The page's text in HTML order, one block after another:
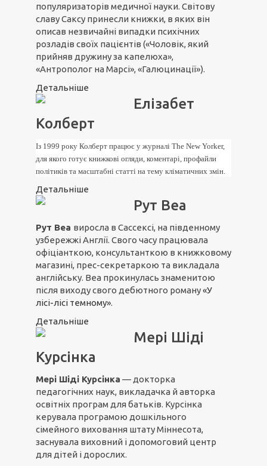
популяризаторів медичної науки. Світову
славу Саксу принесли книжки, в яких він
описав незвичайні випадки психічних
розладів своїх пацієнтів («Чоловік, який
прийняв дружину за капелюха»,
«Антрополог на Марсі», «Галюцинації»).
Детальніше
Елізабет
Колберт
Із 1999 року Колберт працює у журналі The New Yorker,
для якого готує книжкові огляди, коментарі, профайли
політиків та масштабні статті на тему кліматичних змін.
Детальніше
Рут Веа
Рут Веа виросла в Сассексі, на південному
узбережжі Англії. Свого часу працювала
офіціанткою, консультанткою в книжковому
магазині, прес-секретаркою та викладала
англійську. Веа прокинулась знаменитою
після виходу свого дебютного роману«У
лісі-лісі темному».
Детальніше
Мері Шіді
Курсінка
Мері Шіді Курсінка — докторка
педагогічних наук, викладачка й авторка
освітніх програм для батьків. Курсінка
керувала програмою дошкільного
сімейного виховання штату Міннесота,
заснувала виховний і допомоговий центр
для дітей і дорослих.